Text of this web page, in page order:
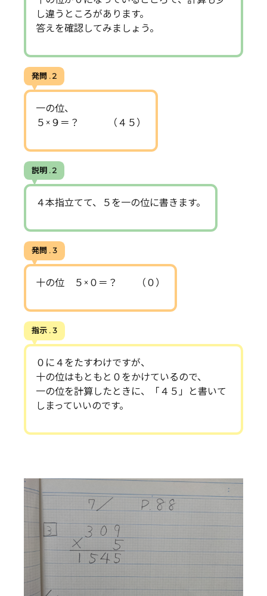
し違うところがあります。
答えを確認してみましょう。
発問 . 2
一の位、
５×９＝？ （４５）
説明 . 2
４本指立てて、５を一の位に書きます。
発問 . 3
十の位 ５×０＝？ （０）
指示 . 3
０に４をたすわけですが、
十の位はもともと０をかけているので、
一の位を計算したときに、「４５」と書いて
しまっていいのです。